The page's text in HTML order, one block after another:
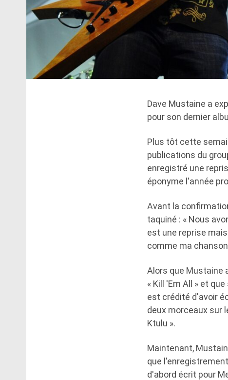
Dave Mustaine a
pour son dernier
Plus tôt cette
publications du
enregistré une
éponyme l'année
Avant la
taquiné : « Nous
est une reprise
comme ma
Alors que Mustaine
« Kill 'Em All » et
est crédité d'avoir
deux morceaux sur
Ktulu ».
Maintenant,
que
d'abord écrit pour